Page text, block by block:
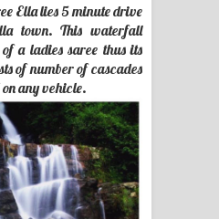
Lyrics - ෆාදර් ගීතයේ පද
Mawa Song Lyrics -
ගීතයේ පද පෙළ
Ella lies 5 minute drive
town. This waterfall
a ladies saree thus its
of number of cascades
on any vehicle.